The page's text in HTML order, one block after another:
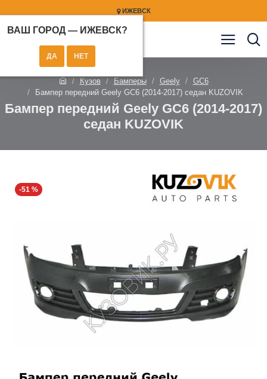
ИЖЕВСК
ВАШ ГОРОД — ИЖЕВСК?
Кузов Бамперы Geely
GC6
Бампер передний Geely GC6 (2014-2017) седан KUZOVIK
Бампер передний Geely GC6 (2014-2017)
седан KUZOVIK
-51 %